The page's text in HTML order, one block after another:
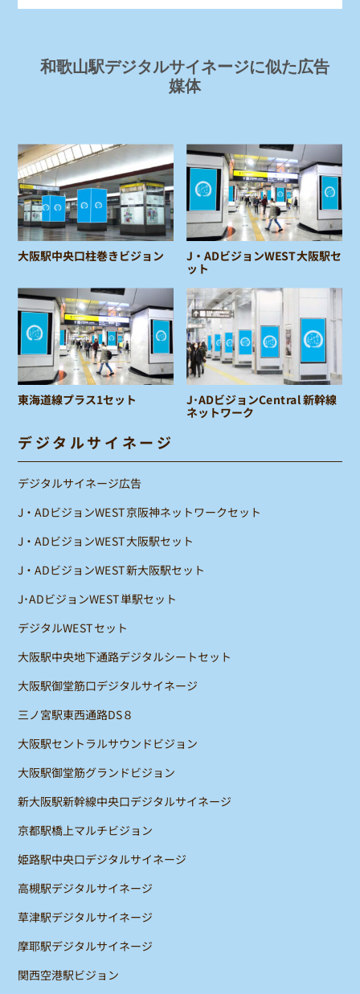
和歌山駅デジタルサイネージに似た広告
媒体
大阪駅中央口柱巻きビジョン J・ADビジョンWEST大阪駅セ
ット
東海道線プラス1セット J･ADビジョンCentral 新幹線
ネットワーク
デジタルサイネージ
デジタルサイネージ広告
J・ADビジョンWEST京阪神ネットワークセット
J・ADビジョンWEST大阪駅セット
J・ADビジョンWEST新大阪駅セット
J･ADビジョンWEST単駅セット
デジタルWESTセット
大阪駅中央地下通路デジタルシートセット
大阪駅御堂筋口デジタルサイネージ
三ノ宮駅東西通路DS８
大阪駅セントラルサウンドビジョン
大阪駅御堂筋グランドビジョン
新大阪駅新幹線中央口デジタルサイネージ
京都駅橋上マルチビジョン
姫路駅中央口デジタルサイネージ
高槻駅デジタルサイネージ
草津駅デジタルサイネージ
摩耶駅デジタルサイネージ
関西空港駅ビジョン